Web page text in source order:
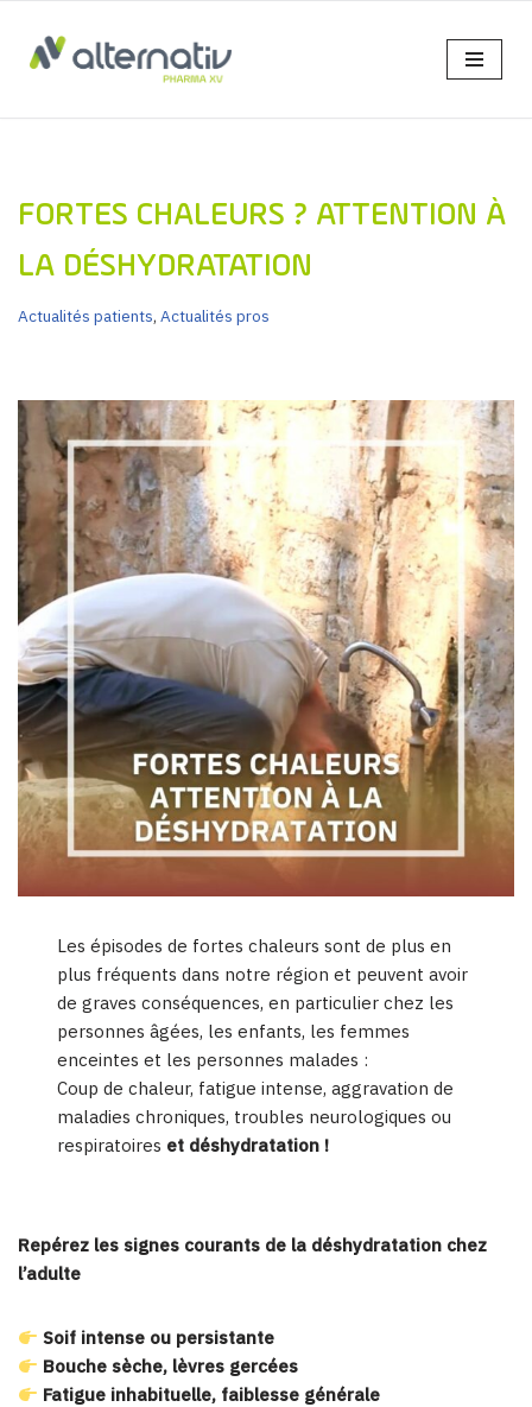
Aller
contenu
FORTES CHALEURS ? ATTENTION À
LA DÉSHYDRATATION
Actualités patients, Actualités pros
Les épisodes de fortes chaleurs sont de plus en
plus fréquents dans notre région et peuvent avoir
de graves conséquences, en particulier chez les
personnes âgées, les enfants, les femmes
enceintes et les personnes malades :
Coup de chaleur, fatigue intense, aggravation de
maladies chroniques, troubles neurologiques ou
respiratoires et déshydratation !
Repérez les signes courants de la déshydratation chez
l’adulte
Soif intense ou persistante
Bouche sèche, lèvres gercées
Fatigue inhabituelle, faiblesse générale